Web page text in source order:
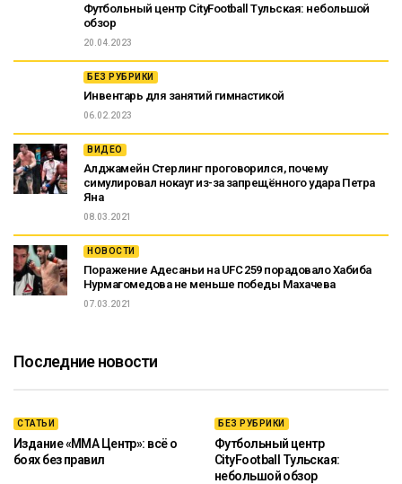
Футбольный центр CityFootball Тульская: небольшой
обзор
20.04.2023
БЕЗ РУБРИКИ
Инвентарь для занятий гимнастикой
06.02.2023
ВИДЕО
Алджамейн Стерлинг проговорился, почему
симулировал нокаут из-за запрещённого удара Петра
Яна
08.03.2021
НОВОСТИ
Поражение Адесаньи на UFC 259 порадовало Хабиба
Нурмагомедова не меньше победы Махачева
07.03.2021
Последние новости
СТАТЬИ
Издание «ММА Центр»: всё о
боях без правил
БЕЗ РУБРИКИ
Футбольный центр
CityFootball Тульская:
небольшой обзор